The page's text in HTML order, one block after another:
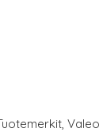
, Valeo